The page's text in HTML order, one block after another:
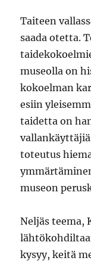
Taiteen
saada otetta.
museolla on
kokoelman
esiin
taidetta on
toteutus
museon
Neljäs teema,
kysyy, keitä